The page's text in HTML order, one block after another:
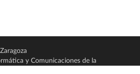
y Comunicaciones de la